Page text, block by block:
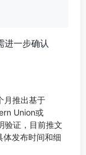
进一步确认
月推出基于
Union或
验证，目前推文
体发布时间和细